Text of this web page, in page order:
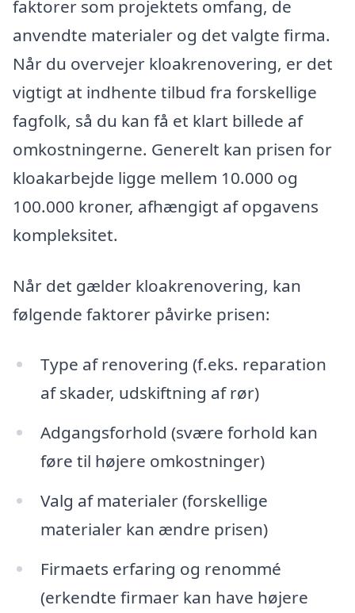
faktorer som projektets omfang, de
anvendte materialer og det valgte firma.
Når du overvejer kloakrenovering, er det
vigtigt at indhente tilbud fra forskellige
fagfolk, så du kan få et klart billede af
omkostningerne. Generelt kan prisen for
kloakarbejde ligge mellem 10.000 og
100.000 kroner, afhængigt af opgavens
kompleksitet.
Når det gælder kloakrenovering, kan
følgende faktorer påvirke prisen:
Type af renovering (f.eks. reparation
af skader, udskiftning af rør)
Adgangsforhold (svære forhold kan
føre til højere omkostninger)
Valg af materialer (forskellige
materialer kan ændre prisen)
Firmaets erfaring og renommé
(erkendte firmaer kan have højere